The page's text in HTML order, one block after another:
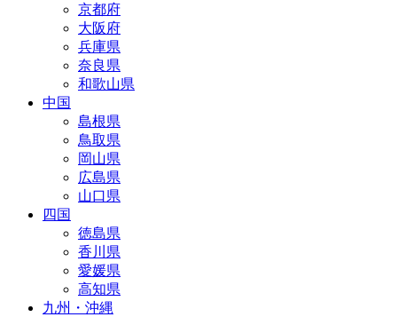
京都府
大阪府
兵庫県
奈良県
和歌山県
中国
島根県
鳥取県
岡山県
広島県
山口県
四国
徳島県
香川県
愛媛県
高知県
九州・沖縄